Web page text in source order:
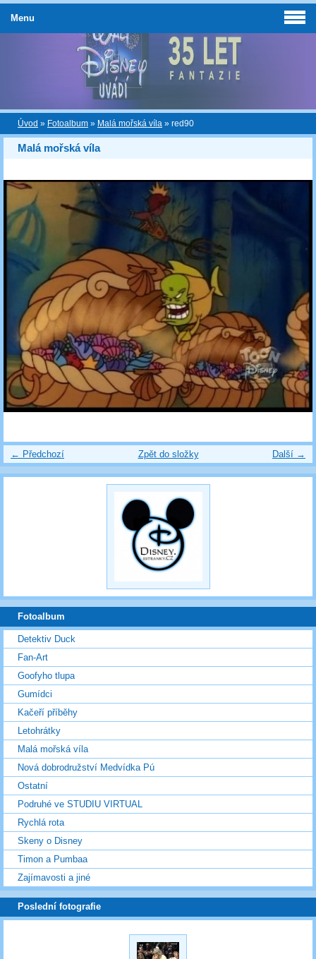
Úvod » Fotoalbum » Malá mořská víla » red90
Malá mořská víla
← Předchozí Další →
Zpět do složky
Menu
Fotoalbum
Detektiv Duck
Fan-Art
Goofyho tlupa
Gumídci
Kačeří příběhy
Letohrátky
Malá mořská víla
Nová dobrodružství Medvídka Pú
Ostatní
Podruhé ve STUDIU VIRTUAL
Rychlá rota
Skeny o Disney
Timon a Pumbaa
Zajímavosti a jiné
Poslední fotografie